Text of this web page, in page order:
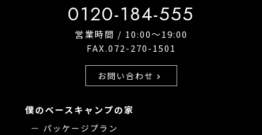
0120-184-555
営業時間 / 10:00〜19:00
FAX.072-270-1501
お問い合わせ chevron_right
僕のベースキャンプの家
パッケージプラン